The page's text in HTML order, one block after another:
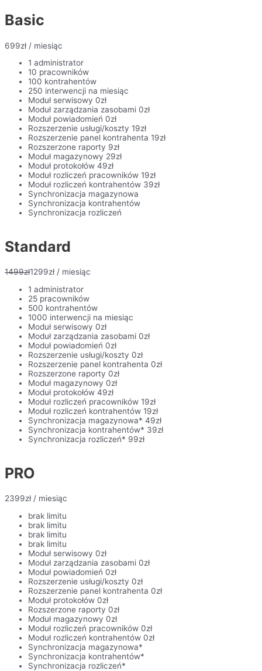
Basic
699zł / miesiąc
1 administrator
10 pracowników
100 kontrahentów
250 interwencji na miesiąc
Moduł serwisowy 0zł
Moduł zarządzania zasobami 0zł
Moduł powiadomień 0zł
Rozszerzenie usługi/koszty 19zł
Rozszerzenie panel kontrahenta 19zł
Rozszerzone raporty 9zł
Moduł magazynowy 29zł
Moduł protokołów 49zł
Moduł rozliczeń pracowników 19zł
Moduł rozliczeń kontrahentów 39zł
Synchronizacja magazynowa
Synchronizacja kontrahentów
Synchronizacja rozliczeń
Standard
1499zł1299zł / miesiąc
1 administrator
25 pracowników
500 kontrahentów
1000 interwencji na miesiąc
Moduł serwisowy 0zł
Moduł zarządzania zasobami 0zł
Moduł powiadomień 0zł
Rozszerzenie usługi/koszty 0zł
Rozszerzenie panel kontrahenta 0zł
Rozszerzone raporty 0zł
Moduł magazynowy 0zł
Moduł protokołów 49zł
Moduł rozliczeń pracowników 19zł
Moduł rozliczeń kontrahentów 19zł
Synchronizacja magazynowa* 49zł
Synchronizacja kontrahentów* 39zł
Synchronizacja rozliczeń* 99zł
PRO
2399zł / miesiąc
brak limitu
brak limitu
brak limitu
brak limitu
Moduł serwisowy 0zł
Moduł zarządzania zasobami 0zł
Moduł powiadomień 0zł
Rozszerzenie usługi/koszty 0zł
Rozszerzenie panel kontrahenta 0zł
Moduł protokołów 0zł
Rozszerzone raporty 0zł
Moduł magazynowy 0zł
Moduł rozliczeń pracowników 0zł
Moduł rozliczeń kontrahentów 0zł
Synchronizacja magazynowa*
Synchronizacja kontrahentów*
Synchronizacja rozliczeń*